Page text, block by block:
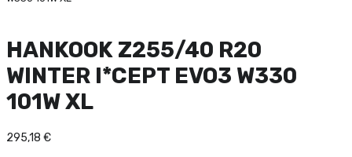
HANKOOK Z255/40 R20
WINTER I*CEPT EVO3 W330
101W XL
295,18 €